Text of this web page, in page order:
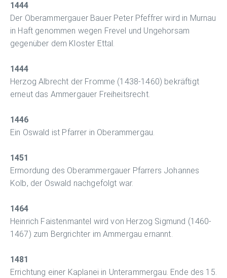
1444
Der Oberammergauer Bauer Peter Pfeffrer wird in Murnau
in Haft genommen wegen Frevel und Ungehorsam
gegenüber dem Kloster Ettal.
1444
Herzog Albrecht der Fromme (1438-1460) bekräftigt
erneut das Ammergauer Freiheitsrecht.
1446
Ein Oswald ist Pfarrer in Oberammergau.
1451
Ermordung des Oberammergauer Pfarrers Johannes
Kolb, der Oswald nachgefolgt war.
1464
Heinrich Faistenmantel wird von Herzog Sigmund (1460-
1467) zum Bergrichter im Ammergau ernannt.
1481
Errichtung einer Kaplanei in Unterammergau. Ende des 15.